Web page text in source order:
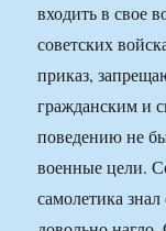
входить в свое
советских
приказ,
гражданским и
поведению не
военные цели.
самолетика